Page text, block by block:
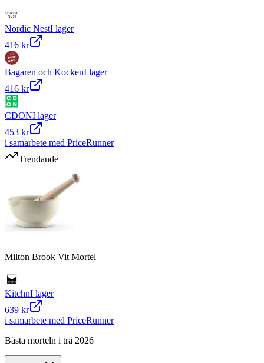
Nordic NestI lager
416 kr
Bagaren och KockenI lager
416 kr
CDONI lager
453 kr
i samarbete med PriceRunner
Trendande
Milton Brook Vit Mortel
KitchnI lager
639 kr
i samarbete med PriceRunner
Bästa morteln i trä 2026